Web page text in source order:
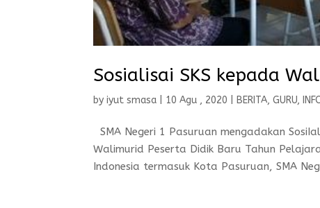
Sosialisai SKS kepada
byiyut smasa 10 Agu , 2020 BERITA,GURU,
SMA Negeri 1 Pasuruan mengadakan
Walimurid Peserta Didik Baru Tahun
Indonesia termasuk Kota Pasuruan, SMA